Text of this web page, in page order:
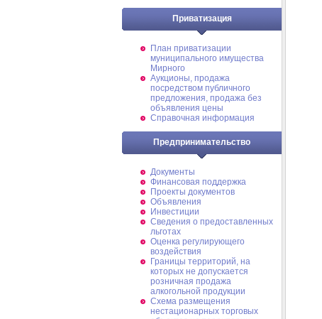
Приватизация
План приватизации
муниципального имущества
Мирного
Аукционы, продажа
посредством публичного
предложения, продажа без
объявления цены
Справочная информация
Предпринимательство
Документы
Финансовая поддержка
Проекты документов
Объявления
Инвестиции
Сведения о предоставленных
льготах
Оценка регулирующего
воздействия
Границы территорий, на
которых не допускается
розничная продажа
алкогольной продукции
Схема размещения
нестационарных торговых